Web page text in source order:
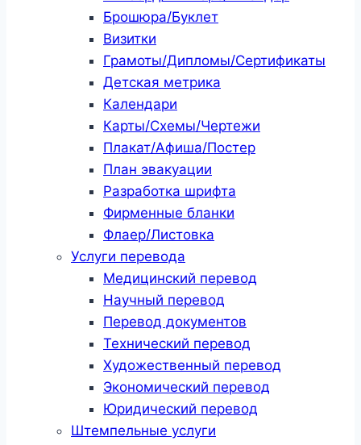
Брошюра/Буклет
Визитки
Грамоты/Дипломы/Сертификаты
Детская метрика
Календари
Карты/Схемы/Чертежи
Плакат/Афиша/Постер
План эвакуации
Разработка шрифта
Фирменные бланки
Флаер/Листовка
Услуги перевода
Медицинский перевод
Научный перевод
Перевод документов
Технический перевод
Художественный перевод
Экономический перевод
Юридический перевод
Штемпельные услуги